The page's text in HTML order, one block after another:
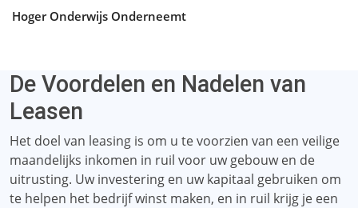
Hoger Onderwijs Onderneemt
De Voordelen en Nadelen van
Leasen
Het doel van leasing is om u te voorzien van een veilige
maandelijks inkomen in ruil voor uw gebouw en de
uitrusting. Uw investering en uw kapitaal gebruiken om
te helpen het bedrijf winst maken, en in ruil krijg je een